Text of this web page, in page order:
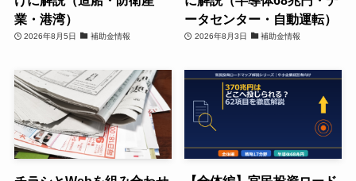
業・港湾）
2026年8月5日 補助金情報
ータセンター・自動運転）
2026年8月3日 補助金情報